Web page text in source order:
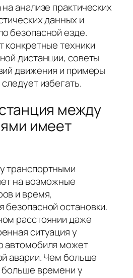
анализе практических
данных и
безопасной езде.
конкретные техники
дистанции, советы
движения и примеры
избегать.
между
имеет
транспортными
на возможные
и время,
остановки.
расстоянии даже
ситуация у
автомобиля может
аварии. Чем больше
времени у